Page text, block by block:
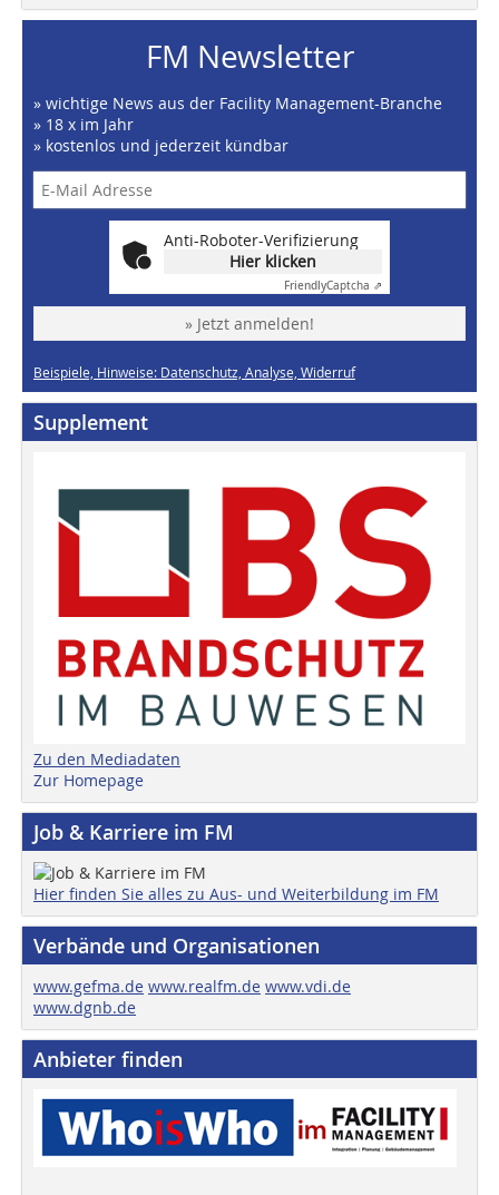
FM Newsletter
» wichtige News aus der Facility Management-Branche
» 18 x im Jahr
» kostenlos und jederzeit kündbar
Anti-Roboter-Verifizierung
Hier klicken
FriendlyCaptcha ⇗
» Jetzt anmelden!
Beispiele, Hinweise: Datenschutz, Analyse, Widerruf
Supplement
Zu den Mediadaten
Zur Homepage
Job & Karriere im FM
Hier finden Sie alles zu Aus- und Weiterbildung im FM
Verbände und Organisationen
www.gefma.de www.realfm.de www.vdi.de
www.dgnb.de
Anbieter finden